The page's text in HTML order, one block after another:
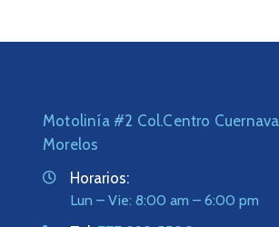
Motolinía #2 Col.Centro
Morelos
Horarios:
Lun – Vie: 8:00 am – 6:00 pm